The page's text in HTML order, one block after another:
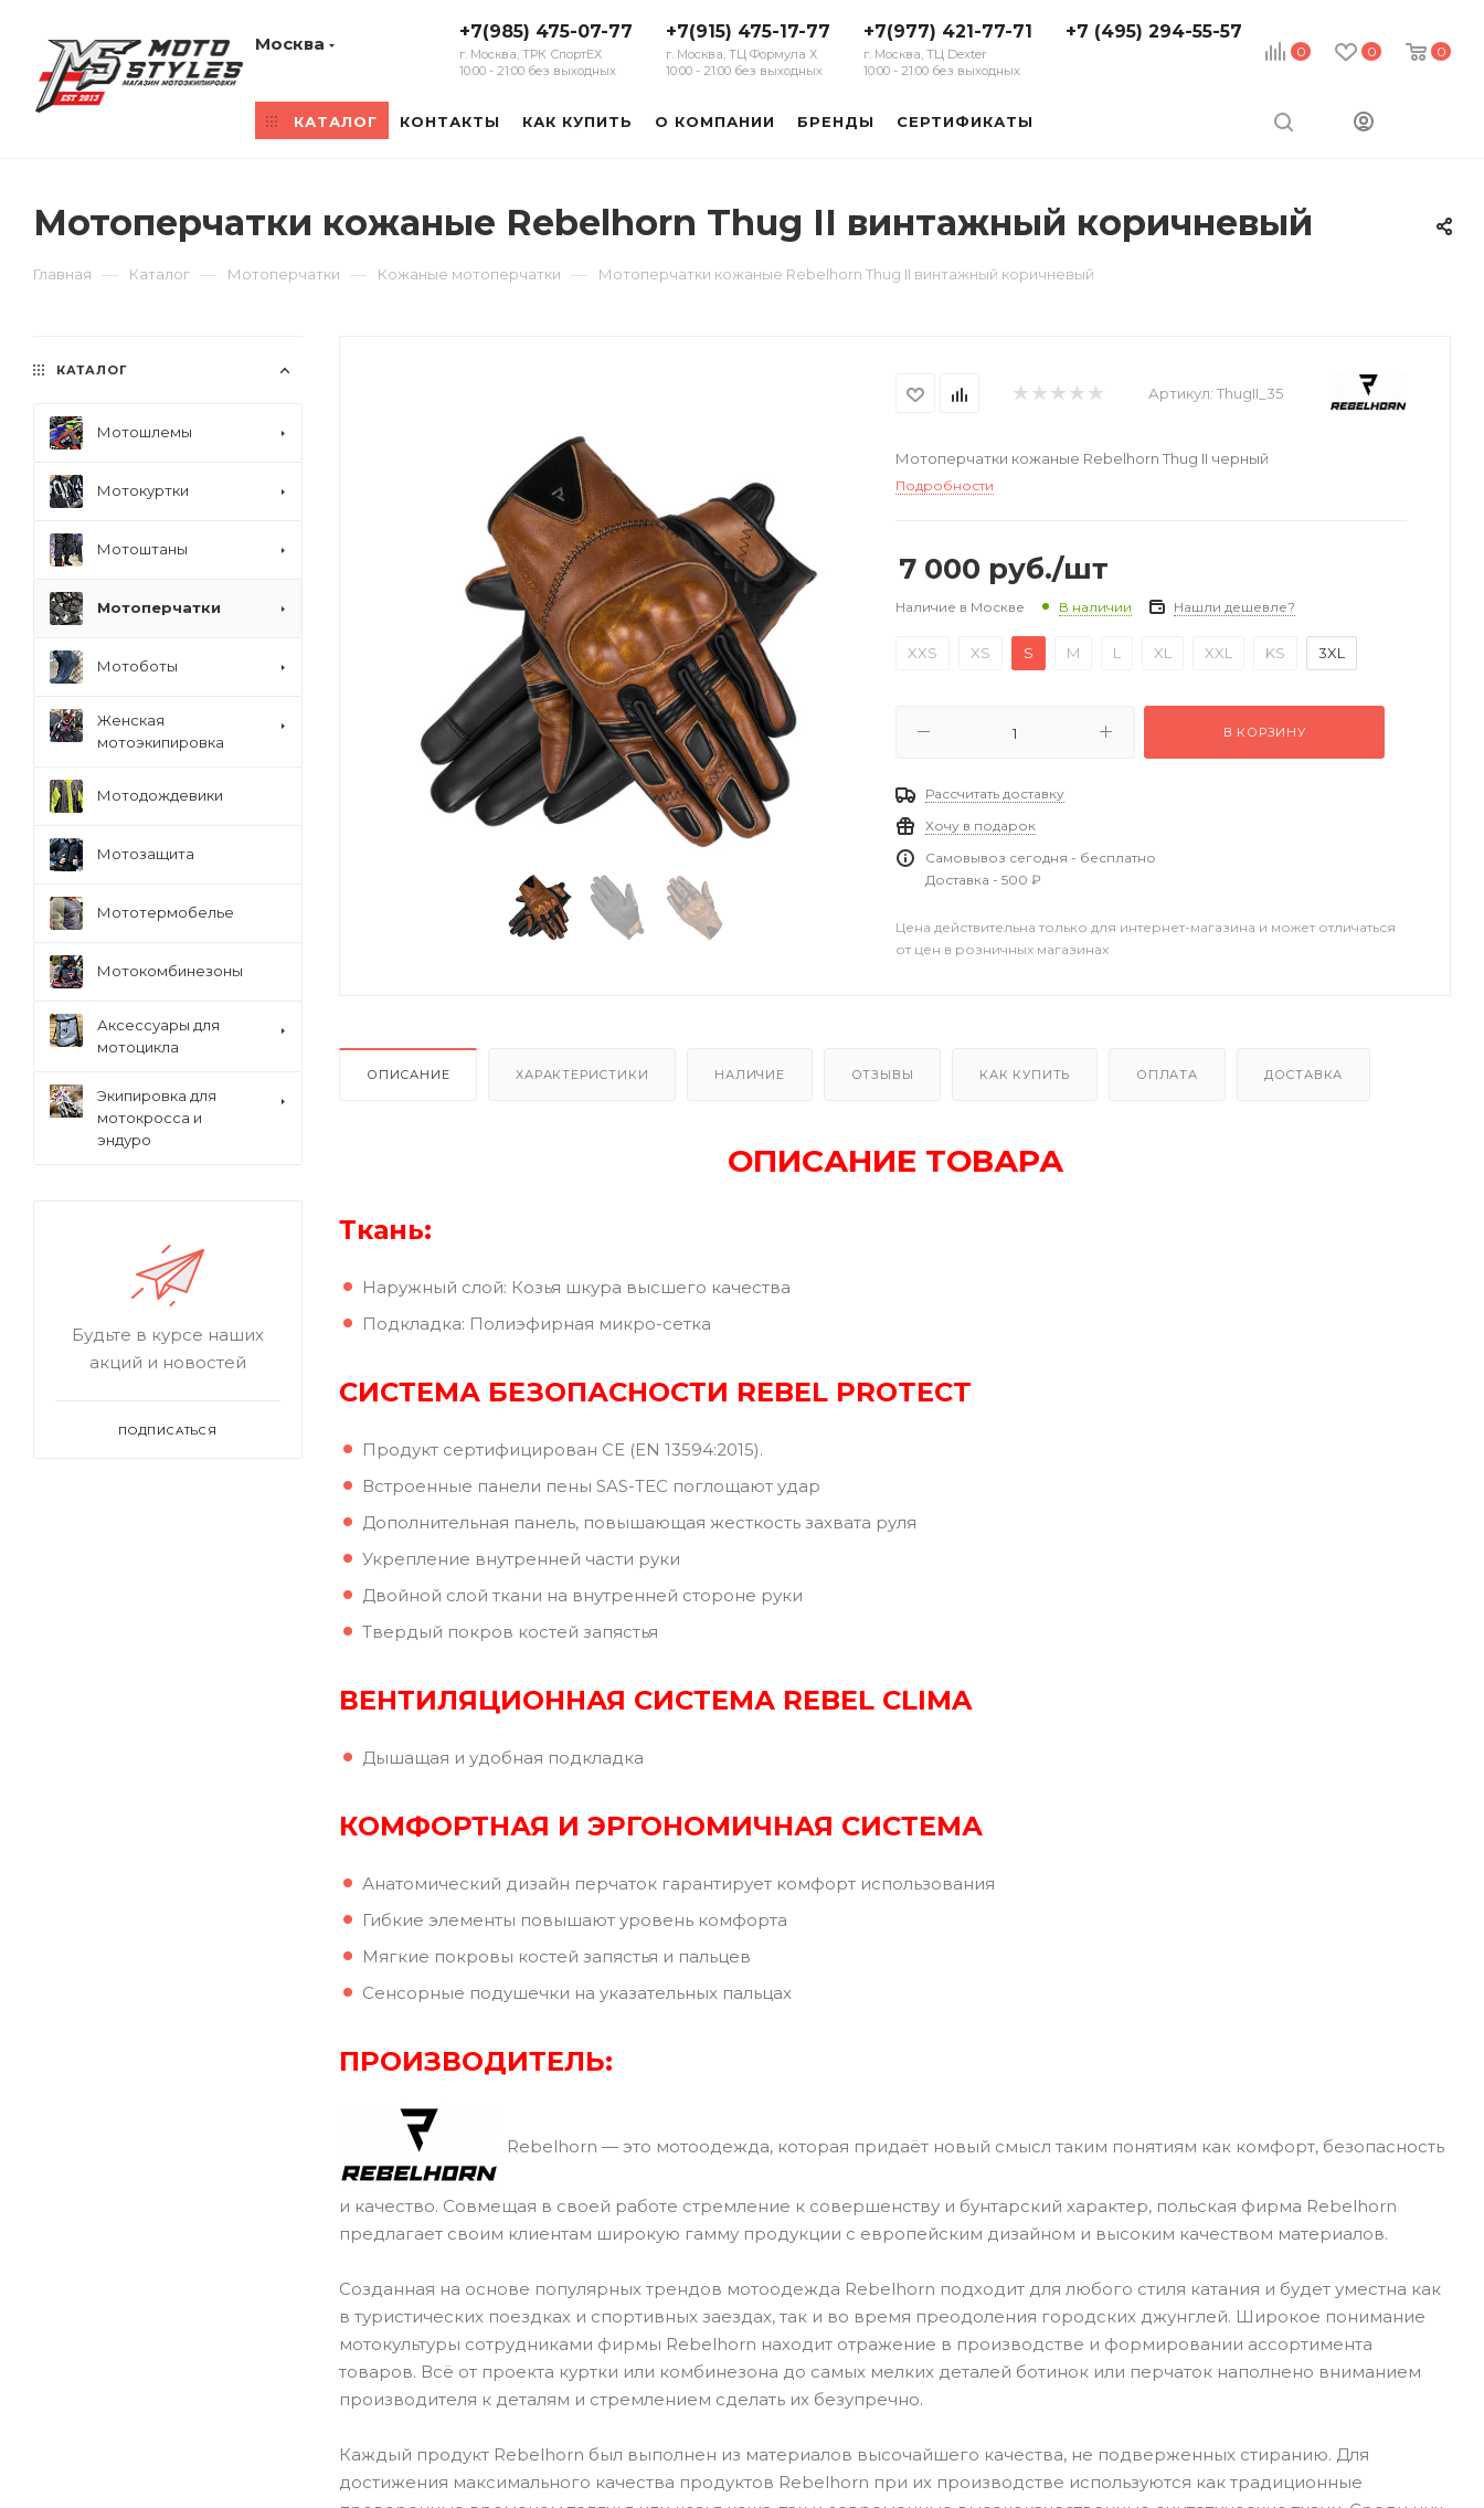
0 0 0
Москва
+7(985) 475-07-77
г. Москва, ТРК СпортЕХ
10:00 - 21:00 без выходных
+7(915) 475-17-77
г. Москва, ТЦ Формула Х
10:00 - 21:00 без выходных
+7(977) 421-77-71
г. Москва, ТЦ Dexter
10:00 - 21:00 без выходных
+7 (495) 294-55-57
КАТАЛОГ КОНТАКТЫ КАК КУПИТЬ О КОМПАНИИ БРЕНДЫ СЕРТИФИКАТЫ
Мотоперчатки кожаные Rebelhorn Thug II винтажный коричневый
Главная — Каталог — Мотоперчатки — Кожаные мотоперчатки — Мотоперчатки кожаные Rebelhorn Thug II винтажный коричневый
Артикул: ThugII_35
Мотоперчатки кожаные Rebelhorn Thug II черный
Подробности
7 000 руб./шт
Наличие в Москве В наличии Нашли дешевле?
XXS XS S M L XL XXL KS 3XL
В КОРЗИНУ
Рассчитать доставку
Хочу в подарок
Самовывоз сегодня - бесплатно
Доставка - 500 ₽
Цена действительна только для интернет-магазина и может отличаться
от цен в розничных магазинах
ОПИСАНИЕ ХАРАКТЕРИСТИКИ НАЛИЧИЕ ОТЗЫВЫ КАК КУПИТЬ ОПЛАТА ДОСТАВКА
ОПИСАНИЕ ТОВАРА
Ткань:
Наружный слой: Козья шкура высшего качества
Подкладка: Полиэфирная микро-сетка
СИСТЕМА БЕЗОПАСНОСТИ REBEL PROTECT
Продукт сертифицирован CE (EN 13594:2015).
Встроенные панели пены SAS-TEC поглощают удар
Дополнительная панель, повышающая жесткость захвата руля
Укрепление внутренней части руки
Двойной слой ткани на внутренней стороне руки
Твердый покров костей запястья
ВЕНТИЛЯЦИОННАЯ СИСТЕМА REBEL CLIMA
Дышащая и удобная подкладка
КОМФОРТНАЯ И ЭРГОНОМИЧНАЯ СИСТЕМА
Анатомический дизайн перчаток гарантирует комфорт использования
Гибкие элементы повышают уровень комфорта
Мягкие покровы костей запястья и пальцев
Сенсорные подушечки на указательных пальцах
ПРОИЗВОДИТЕЛЬ:
Rebelhorn — это мотоодежда, которая придаёт новый смысл таким понятиям как комфорт, безопасность
и качество. Совмещая в своей работе стремление к совершенству и бунтарский характер, польская фирма Rebelhorn
предлагает своим клиентам широкую гамму продукции с европейским дизайном и высоким качеством материалов.
Созданная на основе популярных трендов мотоодежда Rebelhorn подходит для любого стиля катания и будет уместна как
в туристических поездках и спортивных заездах, так и во время преодоления городских джунглей. Широкое понимание
мотокультуры сотрудниками фирмы Rebelhorn находит отражение в производстве и формировании ассортимента
товаров. Всё от проекта куртки или комбинезона до самых мелких деталей ботинок или перчаток наполнено вниманием
производителя к деталям и стремлением сделать их безупречно.
Каждый продукт Rebelhorn был выполнен из материалов высочайшего качества, не подверженных стиранию. Для
достижения максимального качества продуктов Rebelhorn при их производстве используются как традиционные
КАТАЛОГ
Мотошлемы
Мотокуртки
Мотоштаны
Мотоперчатки
Мотоботы
Женская
мотоэкипировка
Мотодождевики
Мотозащита
Мототермобелье
Мотокомбинезоны
Аксессуары для
мотоцикла
Экипировка для
мотокросса и
эндуро
Будьте в курсе наших
акций и новостей
ПОДПИСАТЬСЯ